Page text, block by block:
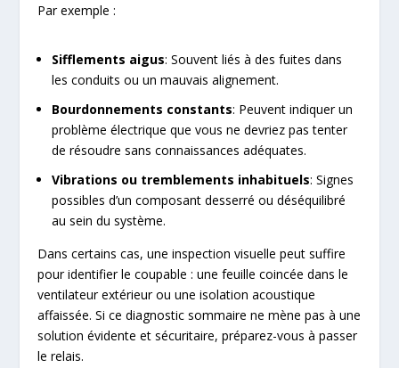
Par exemple :
Sifflements aigus: Souvent liés à des fuites dans
les conduits ou un mauvais alignement.
Bourdonnements constants: Peuvent indiquer un
problème électrique que vous ne devriez pas tenter
de résoudre sans connaissances adéquates.
Vibrations ou tremblements inhabituels: Signes
possibles d’un composant desserré ou déséquilibré
au sein du système.
Dans certains cas, une inspection visuelle peut suffire
pour identifier le coupable : une feuille coincée dans le
ventilateur extérieur ou une isolation acoustique
affaissée. Si ce diagnostic sommaire ne mène pas à une
solution évidente et sécuritaire, préparez-vous à passer
le relais.